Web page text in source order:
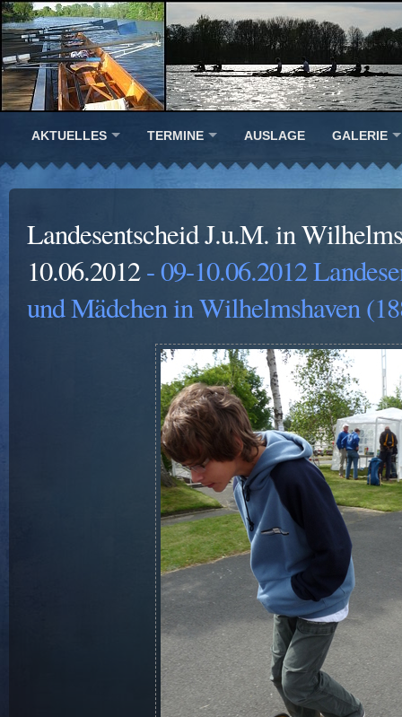
AKTUELLES TERMINE AUSLAGE GALERIE
Landesentscheid J.u.M. in
10.06.2012- 09-10.06.2012
und Mädchen in Wilhelmshaven